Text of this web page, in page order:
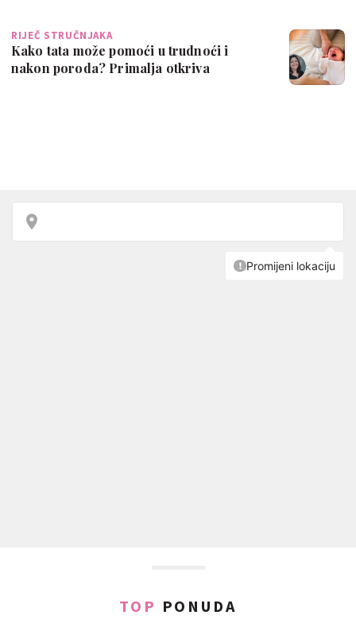
RIJEČ STRUČNJAKA
Kako tata može pomoći u trudnoći i
nakon poroda? Primalja otkriva
TOP PONUDA